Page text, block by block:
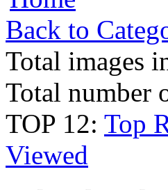
Back to
Total images
Total number
TOP 12: Top
Viewed